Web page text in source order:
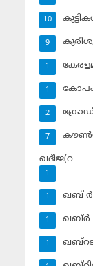
10
9
1
1
2
7
ഖദീജ(റ
1
ഖബ് ര്‍
1
ഖബ്ര്‍
1
1